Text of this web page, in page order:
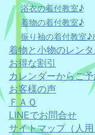
浴衣の着付教室♪
着物の着付教室♪
振り袖の着付教室
着物と小物のレン
お得な割引
カレンダーからご
お客様の声
ＦＡＱ
LINEでお問合せ
サイトマップ（人用